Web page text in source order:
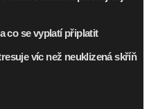
co se vyplatí připlatit
víc než neuklizená skříň